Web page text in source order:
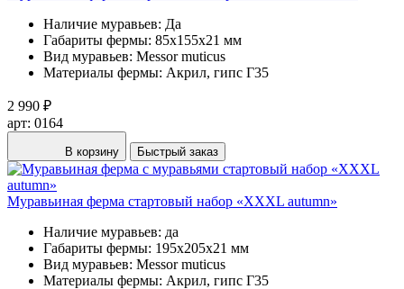
Наличие муравьев: Да
Габариты фермы: 85х155х21 мм
Вид муравьев: Messor muticus
Материалы фермы: Акрил, гипс Г35
2 990 ₽
арт: 0164
В корзину Быстрый заказ
Муравьиная ферма стартовый набор «XXXL autumn»
Наличие муравьев: да
Габариты фермы: 195х205х21 мм
Вид муравьев: Messor muticus
Материалы фермы: Акрил, гипс Г35